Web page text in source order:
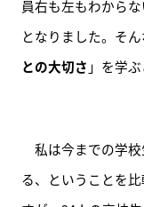
員右も左もわから
となりました。そ
との大切さ 」を学
私は今までの学校
る、ということを